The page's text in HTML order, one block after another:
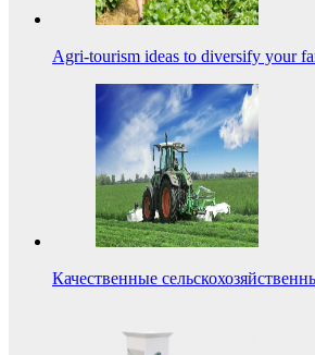
Agri-tourism ideas to diversify your
Качественные